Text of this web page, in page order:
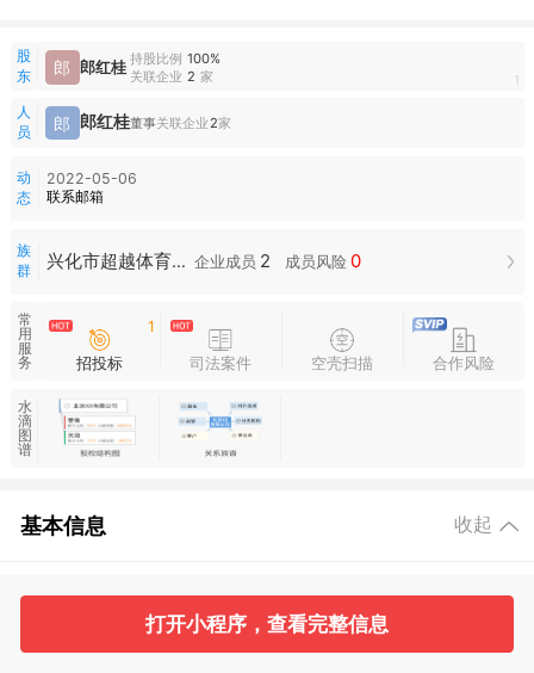
股
东
郎 郎红桂 持股比例 100%
关联企业 2 家 1
人
员
郎 郎红桂董事关联企业 2家
动
态
2022-05-06
联系邮箱
族
群
兴化市超越体育用品经营部族群 企业成员 2 成员风险 0
常
用
服
务
1
招投标 司法案件 空壳扫描 合作风险
水
滴
图
谱
基本信息 收起
工商信息
1
股东信息
1
主要人员 对外投资
打开小程序，查看完整信息